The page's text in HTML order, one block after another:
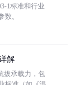
1标准和行业
数。
解
拔承载力，包